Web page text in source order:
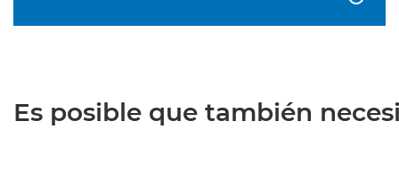
Es posible que también